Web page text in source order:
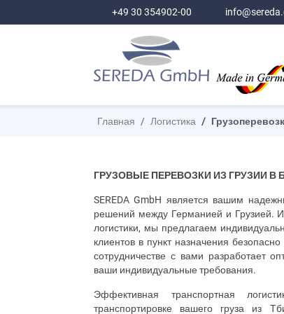
+49 30 354902-00
Главная Логистика
ГРУЗОВЫЕ ПЕРЕВОЗКИ ИЗ ГРУЗИИ В
SEREDA GmbH является вашим
решений между Германией и Грузией.
логистики, мы предлагаем
клиентов в пункт назначения
сотрудничестве с вами разработает
ваши индивидуальные требования.
Эффективная транспортная
транспортировке вашего груза из